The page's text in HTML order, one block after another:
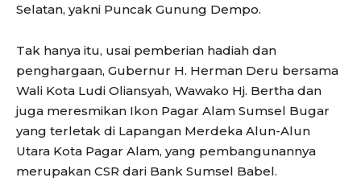
Selatan, yakni Puncak Gunung Dempo.
Tak hanya itu, usai pemberian hadiah dan
penghargaan, Gubernur H. Herman Deru bersama
Wali Kota Ludi Oliansyah, Wawako Hj. Bertha dan
juga meresmikan Ikon Pagar Alam Sumsel Bugar
yang terletak di Lapangan Merdeka Alun-Alun
Utara Kota Pagar Alam, yang pembangunannya
merupakan CSR dari Bank Sumsel Babel.